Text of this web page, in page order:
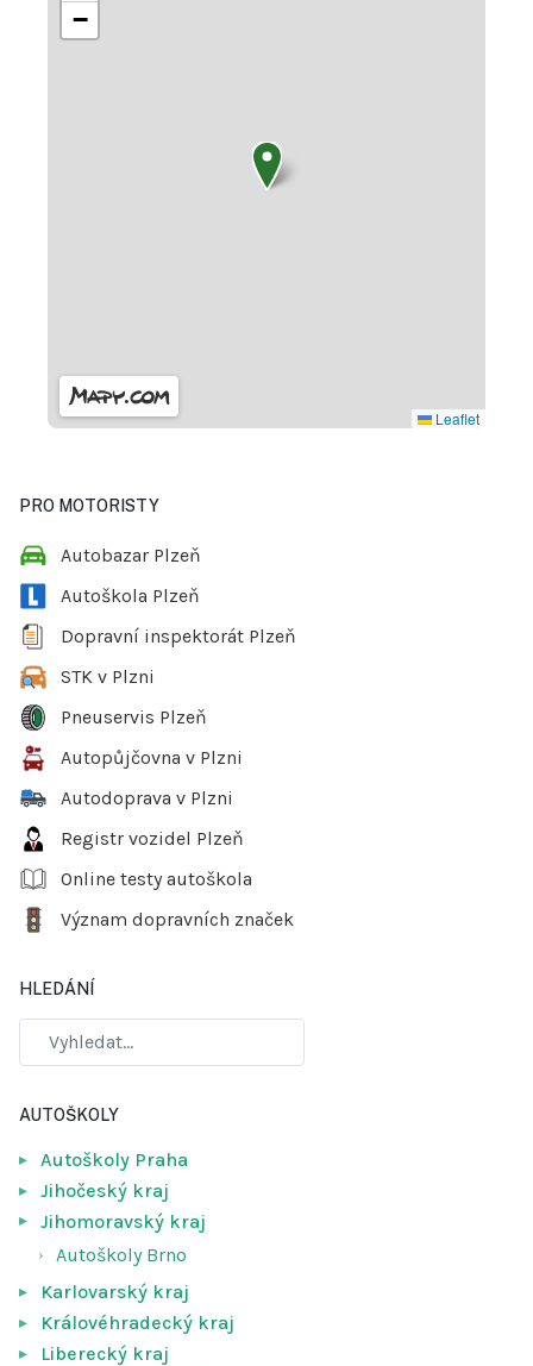
−
Leaflet
PRO MOTORISTY
Autobazar Plzeň
Autoškola Plzeň
Dopravní inspektorát Plzeň
STK v Plzni
Pneuservis Plzeň
Autopůjčovna v Plzni
Autodoprava v Plzni
Registr vozidel Plzeň
Online testy autoškola
Význam dopravních značek
HLEDÁNÍ
AUTOŠKOLY
Autoškoly Praha
Jihočeský kraj
Jihomoravský kraj
Autoškoly Brno
Karlovarský kraj
Královéhradecký kraj
Liberecký kraj